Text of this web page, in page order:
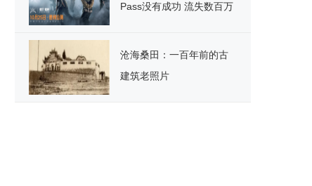
Pass没有成功 流失数百万
沧海桑田：一百年前的古
建筑老照片